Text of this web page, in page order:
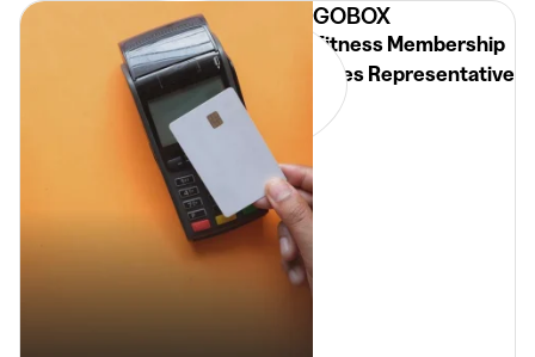
GOBOX
Fitness Membership
Sales Representative